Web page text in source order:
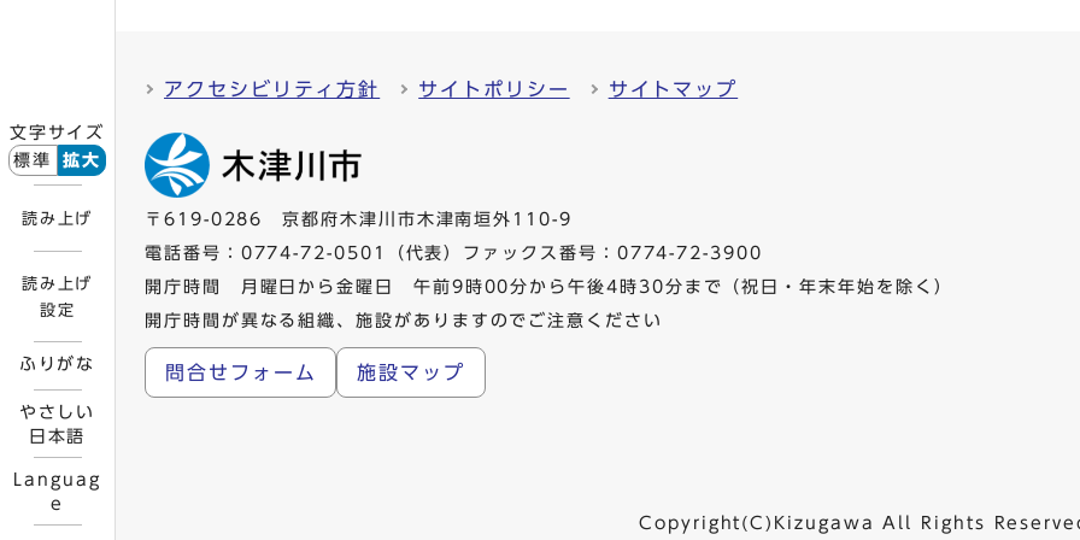
文字サイズ
標準
拡大
読み上げ
読み上げ
設定
ふりがな
やさしい
日本語
Languag
e
アクセシビリティ方針 サイトポリシー サイトマップ
〒619-0286 京都府木津川市木津南垣外110-9
電話番号： 0774-72-0501
（代表）ファックス番号：0774-72-3900
開庁時間 月曜日から金曜日 午前9時00分から午後4時30分まで（祝日・年末年始を除く）
開庁時間が異なる組織、施設がありますのでご注意ください
問合せフォーム 施設マップ
Copyright(C)Kizugawa All Rights